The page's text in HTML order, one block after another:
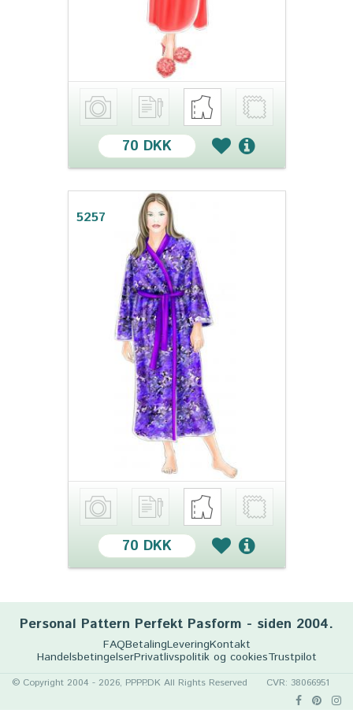
70 DKK
5257
70 DKK
Personal Pattern Perfekt Pasform - siden 2004.
FAQBetalingLeveringKontakt
HandelsbetingelserPrivatlivspolitik og cookiesTrustpilot
© Copyright 2004 - 2026, PPPP.DK All Rights Reserved CVR: 38066951